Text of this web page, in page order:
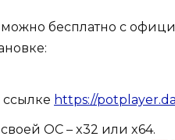
бесплатно с
https://
ОС – x32 или x64.